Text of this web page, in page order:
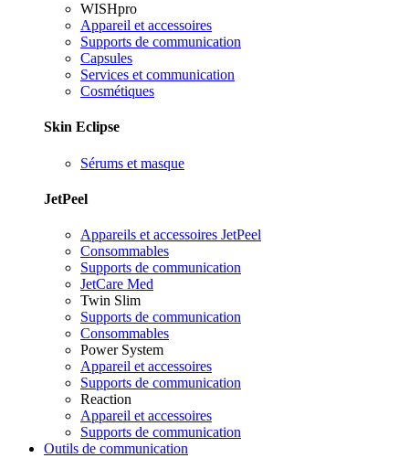
WISHpro
Appareil et accessoires
Supports de communication
Capsules
Services et communication
Cosmétiques
Skin Eclipse
Sérums et masque
JetPeel
Appareils et accessoires JetPeel
Consommables
Supports de communication
JetCare Med
Twin Slim
Supports de communication
Consommables
Power System
Appareil et accessoires
Supports de communication
Reaction
Appareil et accessoires
Supports de communication
Outils de communication